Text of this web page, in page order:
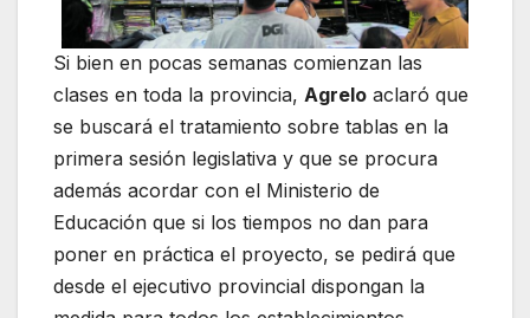
Si bien en pocas semanas comienzan las
clases en toda la provincia, Agrelo aclaró que
se buscará el tratamiento sobre tablas en la
primera sesión legislativa y que se procura
además acordar con el Ministerio de
Educación que si los tiempos no dan para
poner en práctica el proyecto, se pedirá que
desde el ejecutivo provincial dispongan la